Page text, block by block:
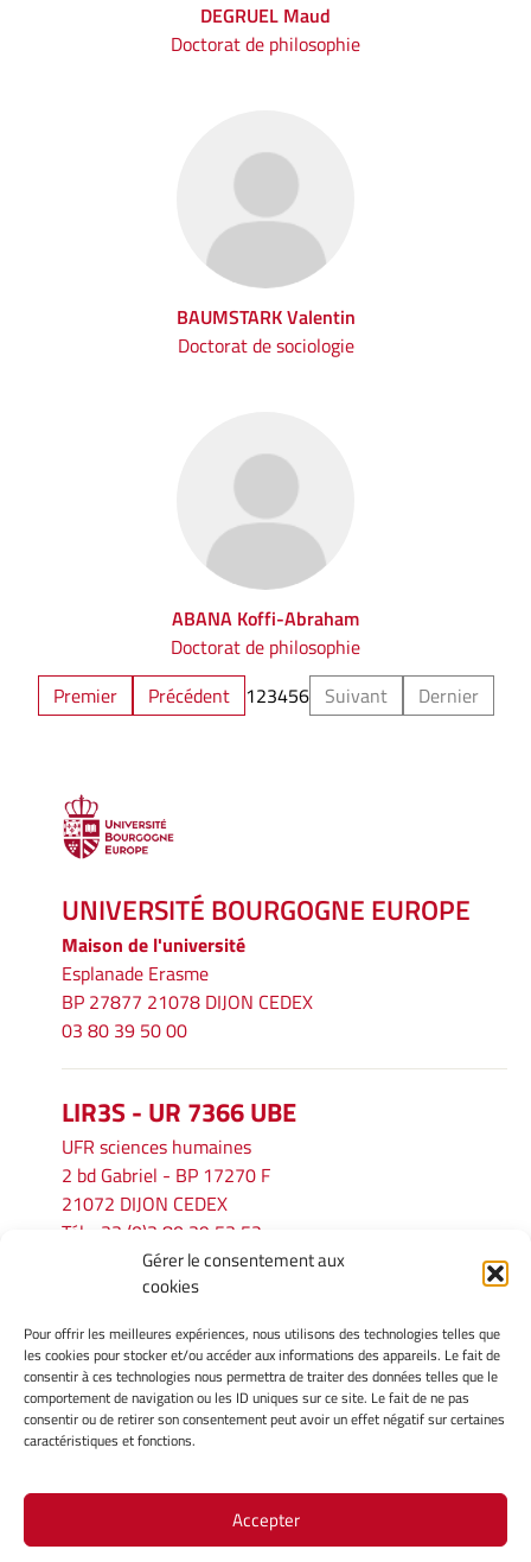
Gérer le consentement aux
cookies
Pour offrir les meilleures expériences, nous utilisons des technologies telles que
les cookies pour stocker et/ou accéder aux informations des appareils. Le fait de
consentir à ces technologies nous permettra de traiter des données telles que le
comportement de navigation ou les ID uniques sur ce site. Le fait de ne pas
consentir ou de retirer son consentement peut avoir un effet négatif sur certaines
caractéristiques et fonctions.
Accepter
DEGRUEL Maud
Doctorat de philosophie
BAUMSTARK Valentin
Doctorat de sociologie
ABANA Koffi-Abraham
Doctorat de philosophie
Premier
Précédent 123456 Suivant Dernier
UNIVERSITÉ BOURGOGNE EUROPE
Maison de l'université
Esplanade Erasme
BP 27877 21078 DIJON CEDEX
03 80 39 50 00
LIR3S - UR 7366 UBE
UFR sciences humaines
2 bd Gabriel - BP 17270 F
21072 DIJON CEDEX
Tél. : 33 (0)3 80 39 53 52
lir3s@u-bourgogne.fr
INFORMATIONS LÉGALES
Mentions légales
Gérer mes cookies
Politique de cookies
Avertissement
Site Officiel - LIR3S @ 2026